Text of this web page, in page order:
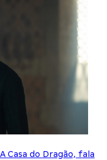
Casa do Dragão, fala